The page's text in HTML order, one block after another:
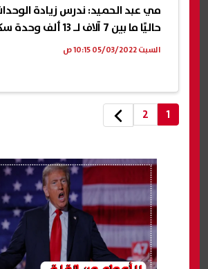
مي عبد الحميد: ندرس زيادة
حاليًا ما بين 7 آلاف لـ 13 ألف وحدة سكنية
السبت 05/03/2022 10:15 ص
1
2